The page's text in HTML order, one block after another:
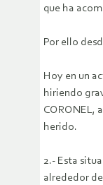
que ha
Por ello
Hoy en un
hiriendo
CORONEL,
herido.
2.- Esta
alrededor